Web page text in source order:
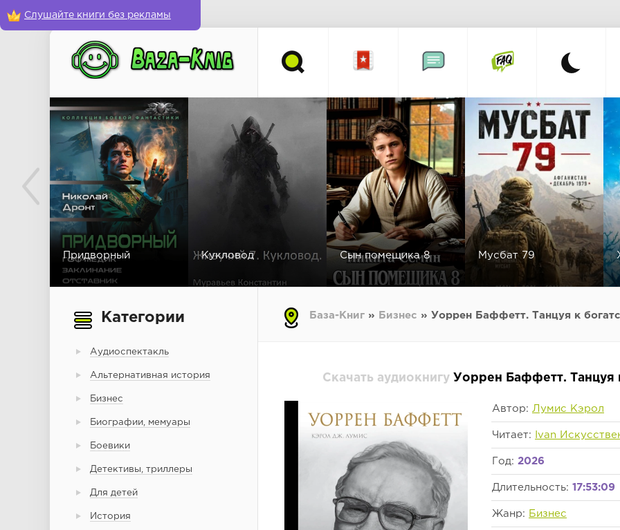
Слушайте книги без рекламы
Придворный Кукловод Сын помещика 8 Мусбат 79
Категории
Аудиоспектакль
Альтернативная история
Бизнес
Биографии, мемуары
Боевики
Детективы, триллеры
Для детей
История
База-Книг » Бизнес » Уоррен Баффетт. Танцуя к
Скачать аудиокнигу Уоррен Баффетт. Танцуя
Автор: Лумис Кэрол
Читает: Ivan
Год: 2026
Длительность: 17:53:09
Жанр: Бизнес